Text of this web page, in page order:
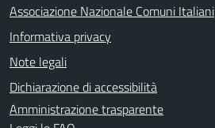
Associazione Nazionale Comuni Italiani
Informativa privacy
Note legali
Dichiarazione di accessibilità
Amministrazione trasparente